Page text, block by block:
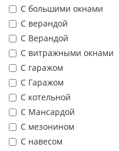
С большими окнами
С верандой
С Верандой
С витражными окнами
С гаражом
С Гаражом
С котельной
С Мансардой
С мезонином
С навесом